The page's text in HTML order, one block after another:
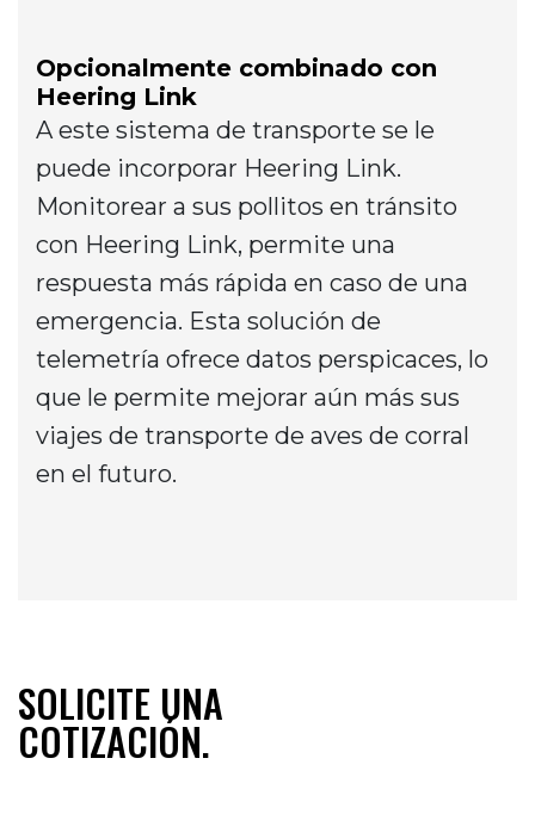
Opcionalmente combinado con
Heering Link
A este sistema de transporte se le
puede incorporar Heering Link.
Monitorear a sus pollitos en tránsito
con Heering Link, permite una
respuesta más rápida en caso de una
emergencia. Esta solución de
telemetría ofrece datos perspicaces, lo
que le permite mejorar aún más sus
viajes de transporte de aves de corral
en el futuro.
SOLICITE UNA
COTIZACIÓN.